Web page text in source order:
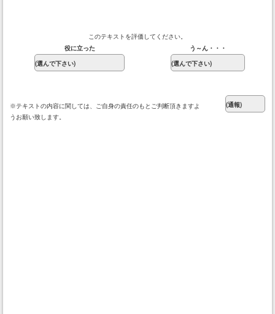
このテキストを評価してください。
役に立った
う～ん・・・
※テキストの内容に関しては、ご自身の責任のもとご判断頂きますよ
うお願い致します。